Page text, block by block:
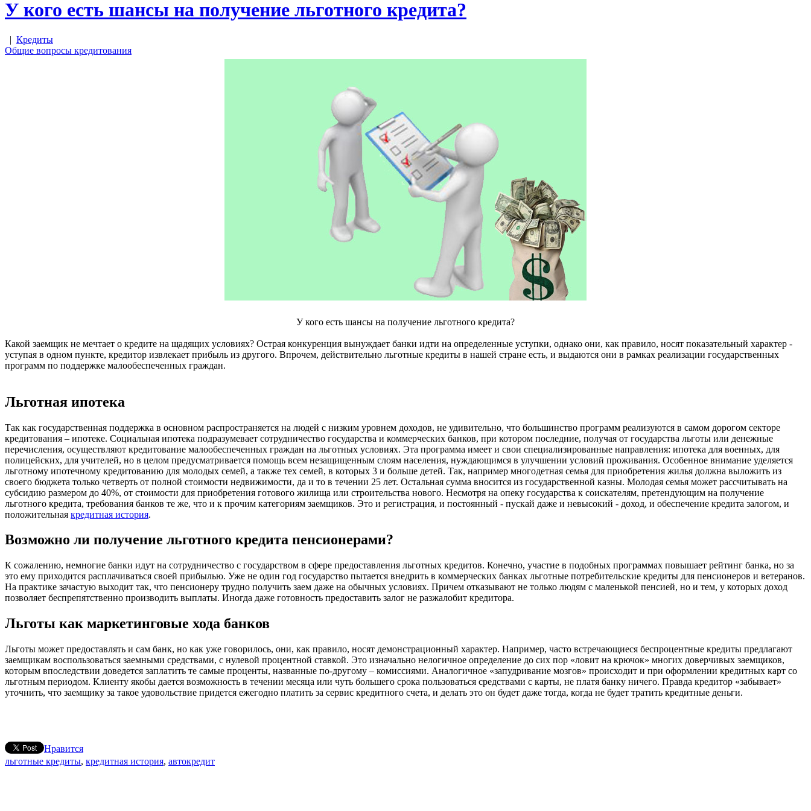
У кого есть шансы на получение льготного кредита?
| Кредиты
Общие вопросы кредитования
У кого есть шансы на получение льготного кредита?
Какой заемщик не мечтает о кредите на щадящих условиях? Острая конкуренция вынуждает банки идти на определенные уступки, однако они, как правило, носят показательный характер -
уступая в одном пункте, кредитор извлекает прибыль из другого. Впрочем, действительно льготные кредиты в нашей стране есть, и выдаются они в рамках реализации государственных
программ по поддержке малообеспеченных граждан.
Льготная ипотека
Так как государственная поддержка в основном распространяется на людей с низким уровнем доходов, не удивительно, что большинство программ реализуются в самом дорогом секторе
кредитования – ипотеке. Социальная ипотека подразумевает сотрудничество государства и коммерческих банков, при котором последние, получая от государства льготы или денежные
перечисления, осуществляют кредитование малообеспеченных граждан на льготных условиях. Эта программа имеет и свои специализированные направления: ипотека для военных, для
полицейских, для учителей, но в целом предусматривается помощь всем незащищенным слоям населения, нуждающимся в улучшении условий проживания. Особенное внимание уделяется
льготному ипотечному кредитованию для молодых семей, а также тех семей, в которых 3 и больше детей. Так, например многодетная семья для приобретения жилья должна выложить из
своего бюджета только четверть от полной стоимости недвижимости, да и то в течении 25 лет. Остальная сумма вносится из государственной казны. Молодая семья может рассчитывать на
субсидию размером до 40%, от стоимости для приобретения готового жилища или строительства нового. Несмотря на опеку государства к соискателям, претендующим на получение
льготного кредита, требования банков те же, что и к прочим категориям заемщиков. Это и регистрация, и постоянный - пускай даже и невысокий - доход, и обеспечение кредита залогом, и
положительная кредитная история.
Возможно ли получение льготного кредита пенсионерами?
К сожалению, немногие банки идут на сотрудничество с государством в сфере предоставления льготных кредитов. Конечно, участие в подобных программах повышает рейтинг банка, но за
это ему приходится расплачиваться своей прибылью. Уже не один год государство пытается внедрить в коммерческих банках льготные потребительские кредиты для пенсионеров и ветеранов.
На практике зачастую выходит так, что пенсионеру трудно получить заем даже на обычных условиях. Причем отказывают не только людям с маленькой пенсией, но и тем, у которых доход
позволяет беспрепятственно производить выплаты. Иногда даже готовность предоставить залог не разжалобит кредитора.
Льготы как маркетинговые хода банков
Льготы может предоставлять и сам банк, но как уже говорилось, они, как правило, носят демонстрационный характер. Например, часто встречающиеся беспроцентные кредиты предлагают
заемщикам воспользоваться заемными средствами, с нулевой процентной ставкой. Это изначально нелогичное определение до сих пор «ловит на крючок» многих доверчивых заемщиков,
которым впоследствии доведется заплатить те самые проценты, названные по-другому – комиссиями. Аналогичное «запудривание мозгов» происходит и при оформлении кредитных карт со
льготным периодом. Клиенту якобы дается возможность в течении месяца или чуть большего срока пользоваться средствами с карты, не платя банку ничего. Правда кредитор «забывает»
уточнить, что заемщику за такое удовольствие придется ежегодно платить за сервис кредитного счета, и делать это он будет даже тогда, когда не будет тратить кредитные деньги.
Нравится
льготные кредиты, кредитная история, автокредит